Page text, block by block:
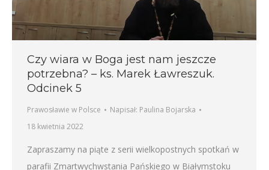
Czy wiara w Boga jest nam jeszcze
potrzebna? – ks. Marek Ławreszuk.
Odcinek 5
Prawosławie w Polsce Napisał: Paulina Bojarska
18 kwietnia 2022
Zapraszamy na piąte z serii wielkopostnych spotkań w
parafii Zmartwychwstania Pańskiego w Białymstoku